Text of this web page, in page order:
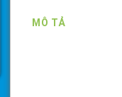
MÔ TẢ